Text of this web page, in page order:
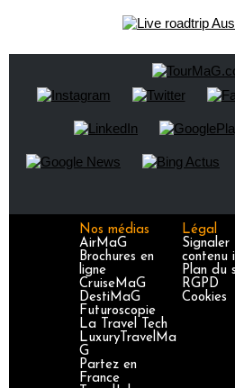
Nos médias
AirMaG
Brochures en
ligne
CruiseMaG
DestiMaG
Futuroscopie
La Travel Tech
LuxuryTravelMa
G
Partez en
France
Légal
Signaler
contenu
Plan du
RGPD
Cookies